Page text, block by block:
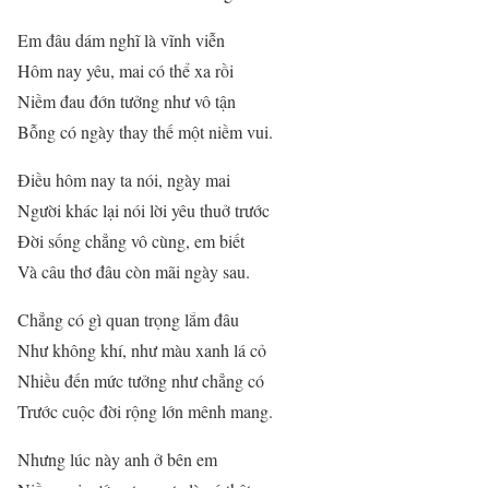
Em đâu dám nghĩ là vĩnh viễn
Hôm nay yêu, mai có thể xa rồi
Niềm đau đớn tưởng như vô tận
Bỗng có ngày thay thế một niềm vui.
Ðiều hôm nay ta nói, ngày mai
Người khác lại nói lời yêu thuở trước
Ðời sống chẳng vô cùng, em biết
Và câu thơ đâu còn mãi ngày sau.
Chẳng có gì quan trọng lắm đâu
Như không khí, như màu xanh lá cỏ
Nhiều đến mức tưởng như chẳng có
Trước cuộc đời rộng lớn mênh mang.
Nhưng lúc này anh ở bên em